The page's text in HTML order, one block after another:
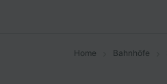
Home Bahnhöfe